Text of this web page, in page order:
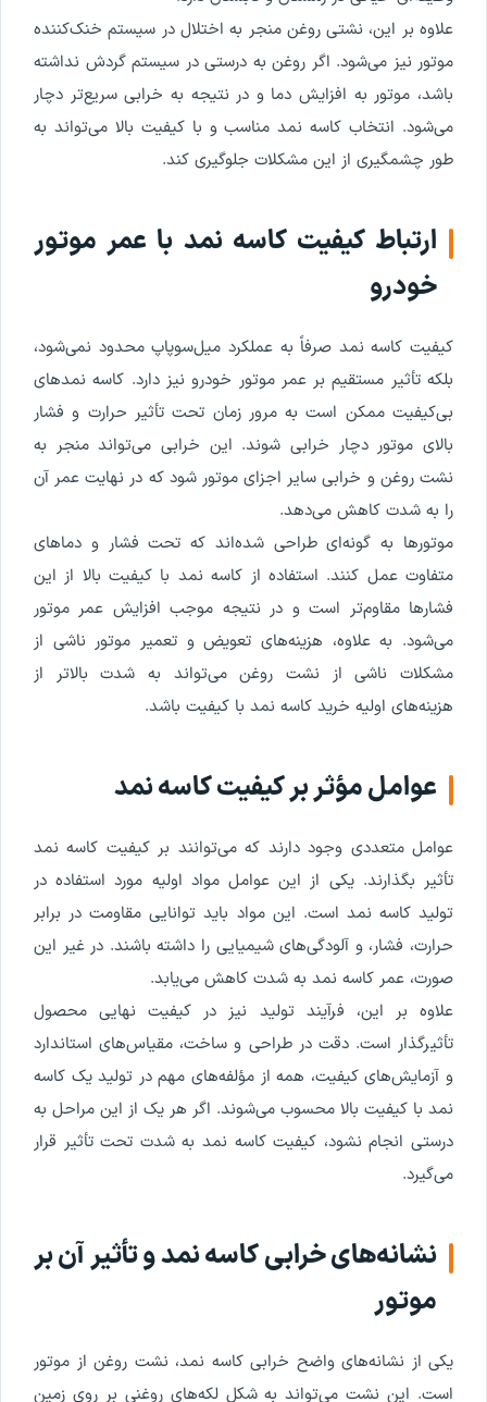
علاوه بر این، نشتی روغن منجر به اختلال در سیستم خنک‌کننده
موتور نیز می‌شود. اگر روغن به درستی در سیستم گردش نداشته
باشد، موتور به افزایش دما و در نتیجه به خرابی سریع‌تر دچار
می‌شود. انتخاب کاسه‌ نمد مناسب و با کیفیت بالا می‌تواند به
طور چشمگیری از این مشکلات جلوگیری کند.
ارتباط کیفیت کاسه‌ نمد با عمر موتور
خودرو
کیفیت کاسه‌ نمد صرفاً به عملکرد میل‌سوپاپ محدود نمی‌شود،
بلکه تأثیر مستقیم بر عمر موتور خودرو نیز دارد. کاسه‌ نمدهای
بی‌کیفیت ممکن است به مرور زمان تحت تأثیر حرارت و فشار
بالای موتور دچار خرابی شوند. این خرابی می‌تواند منجر به
نشت روغن و خرابی سایر اجزای موتور شود که در نهایت عمر آن
را به شدت کاهش می‌دهد.
موتورها به گونه‌ای طراحی شده‌اند که تحت فشار و دماهای
متفاوت عمل کنند. استفاده از کاسه‌ نمد با کیفیت بالا از این
فشارها مقاوم‌تر است و در نتیجه موجب افزایش عمر موتور
می‌شود. به علاوه، هزینه‌های تعویض و تعمیر موتور ناشی از
مشکلات ناشی از نشت روغن می‌تواند به شدت بالاتر از
هزینه‌های اولیه خرید کاسه‌ نمد با کیفیت باشد.
عوامل مؤثر بر کیفیت کاسه‌ نمد
عوامل متعددی وجود دارند که می‌توانند بر کیفیت کاسه‌ نمد
تأثیر بگذارند. یکی از این عوامل مواد اولیه مورد استفاده در
تولید کاسه‌ نمد است. این مواد باید توانایی مقاومت در برابر
حرارت، فشار، و آلودگی‌های شیمیایی را داشته باشند. در غیر این
صورت، عمر کاسه‌ نمد به شدت کاهش می‌یابد.
علاوه بر این، فرآیند تولید نیز در کیفیت نهایی محصول
تأثیرگذار است. دقت در طراحی و ساخت، مقیاس‌های استاندارد
و آزمایش‌های کیفیت، همه از مؤلفه‌های مهم در تولید یک کاسه‌
نمد با کیفیت بالا محسوب می‌شوند. اگر هر یک از این مراحل به
درستی انجام نشود، کیفیت کاسه‌ نمد به شدت تحت تأثیر قرار
می‌گیرد.
نشانه‌های خرابی کاسه‌ نمد و تأثیر آن بر
موتور
یکی از نشانه‌های واضح خرابی کاسه‌ نمد، نشت روغن از موتور
است. این نشت می‌تواند به شکل لکه‌های روغنی بر روی زمین